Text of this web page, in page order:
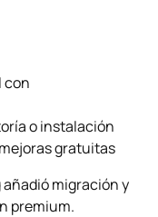
con
o instalación
gratuitas
migración y
premium.